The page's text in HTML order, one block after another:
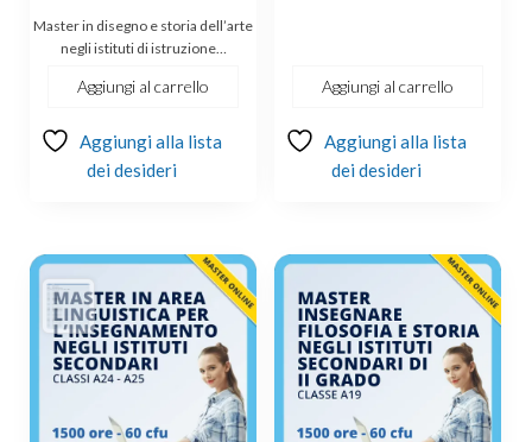
Master in disegno e storia dell’arte
negli istituti di istruzione…
Aggiungi al carrello
Aggiungi alla lista
dei desideri
Aggiungi al carrello
Aggiungi alla lista
dei desideri